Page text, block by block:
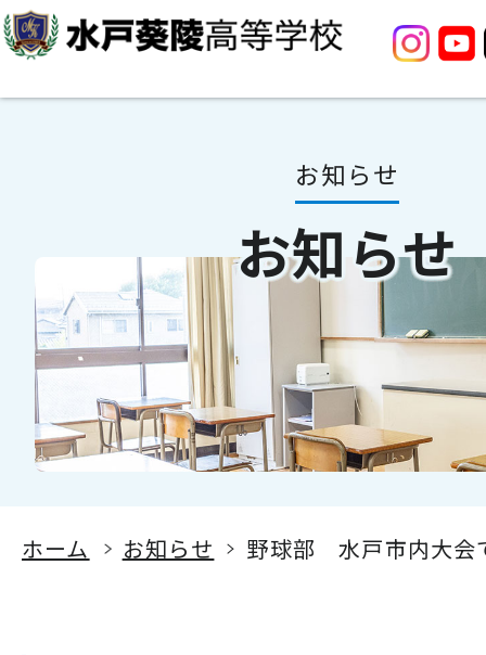
お知らせ
お知らせ
ホーム お知らせ 野球部 水戸市内大会